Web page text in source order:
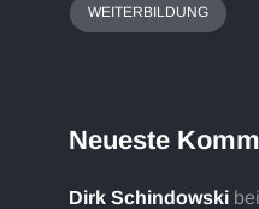
WEITERBILDUNG
Neueste
Dirk Schindowski bei